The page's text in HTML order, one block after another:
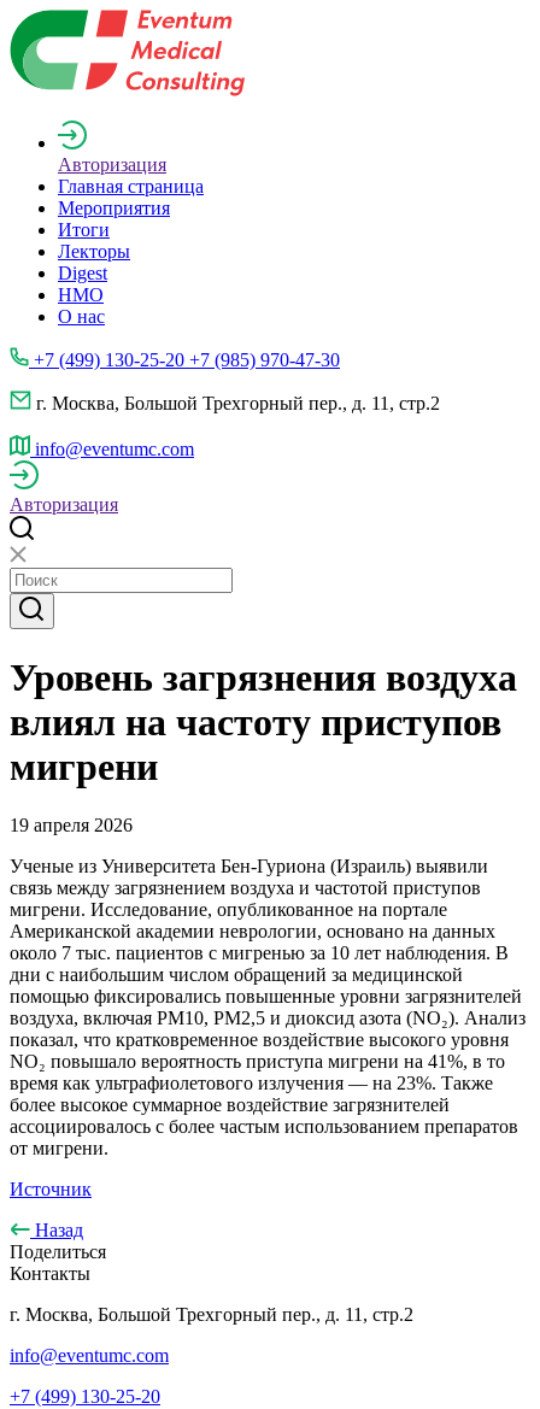
Авторизация
Главная страница
Мероприятия
Итоги
Лекторы
Digest
НМО
О нас
+7 (499) 130-25-20 +7 (985) 970-47-30
г. Москва, Большой Трехгорный пер., д. 11, стр.2
info@eventumc.com
Авторизация
Уровень загрязнения воздуха
влиял на частоту приступов
мигрени
19 апреля 2026
Ученые из Университета Бен-Гуриона (Израиль) выявили
связь между загрязнением воздуха и частотой приступов
мигрени. Исследование, опубликованное на портале
Американской академии неврологии, основано на данных
около 7 тыс. пациентов с мигренью за 10 лет наблюдения. В
дни с наибольшим числом обращений за медицинской
помощью фиксировались повышенные уровни загрязнителей
воздуха, включая PM10, PM2,5 и диоксид азота (NO₂). Анализ
показал, что кратковременное воздействие высокого уровня
NO₂ повышало вероятность приступа мигрени на 41%, в то
время как ультрафиолетового излучения — на 23%. Также
более высокое суммарное воздействие загрязнителей
ассоциировалось с более частым использованием препаратов
от мигрени.
Источник
Назад
Поделиться
Контакты
г. Москва, Большой Трехгорный пер., д. 11, стр.2
info@eventumc.com
+7 (499) 130-25-20